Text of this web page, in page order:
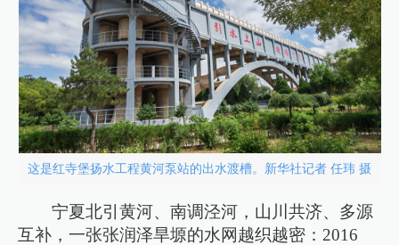
这是红寺堡扬水工程黄河泵站的出水渡槽。新华社记者 任玮 摄
宁夏北引黄河、南调泾河，山川共济、多源
互补，一张张润泽旱塬的水网越织越密：2016